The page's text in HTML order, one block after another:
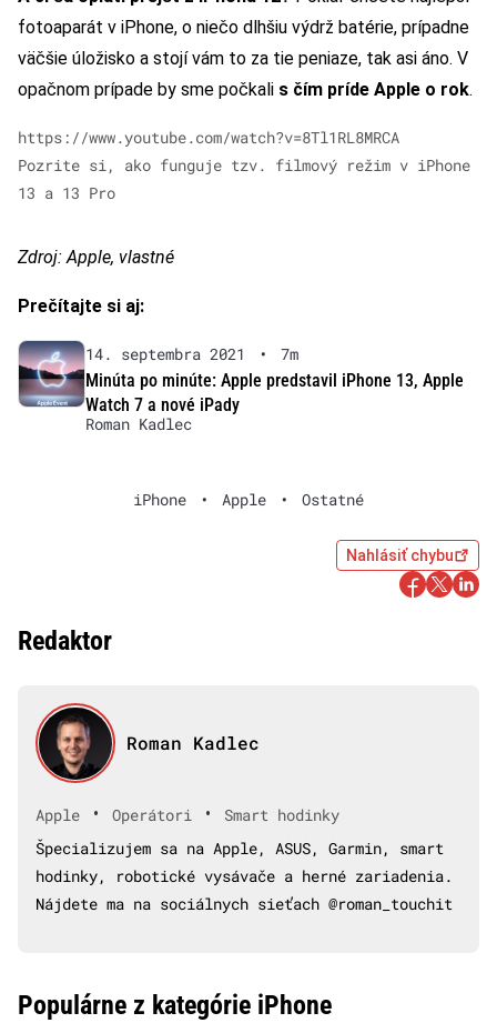
fotoaparát v iPhone, o niečo dlhšiu výdrž batérie, prípadne
väčšie úložisko a stojí vám to za tie peniaze, tak asi áno. V
opačnom prípade by sme počkali s čím príde Apple o rok.
https://www.youtube.com/watch?v=8Tl1RL8MRCA
Pozrite si, ako funguje tzv. filmový režim v iPhone
13 a 13 Pro
Zdroj: Apple, vlastné
Prečítajte si aj:
14. septembra 2021 •
7m
Minúta po minúte: Apple predstavil iPhone 13, Apple
Watch 7 a nové iPady
Roman Kadlec
iPhone • Apple • Ostatné
Nahlásiť chybu
Redaktor
Roman Kadlec
Apple • Operátori •
Smart hodinky
Špecializujem sa na Apple, ASUS, Garmin, smart
hodinky, robotické vysávače a herné zariadenia.
Nájdete ma na sociálnych sieťach @roman_touchit
Populárne z kategórie iPhone